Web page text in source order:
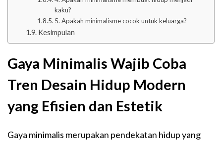
kaku?
5. Apakah minimalisme cocok untuk keluarga?
Kesimpulan
Gaya Minimalis Wajib Coba
Tren Desain Hidup Modern
yang Efisien dan Estetik
Gaya minimalis merupakan pendekatan hidup yang